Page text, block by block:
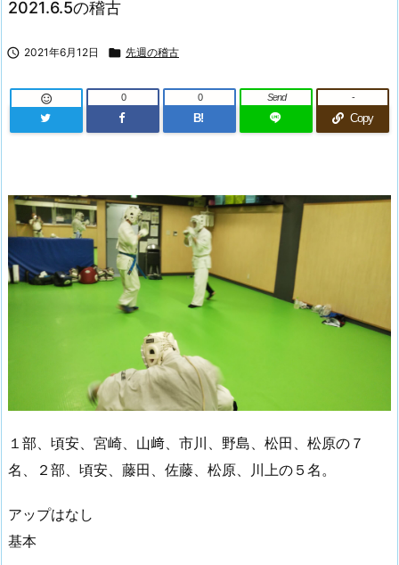
2021.6.5の稽古
 2021年6月12日  先週の稽古
 0
B!
0 Send
Copy
-
１部、頃安、宮崎、山﨑、市川、野島、松田、松原の７
名、２部、頃安、藤田、佐藤、松原、川上の５名。
アップはなし
基本